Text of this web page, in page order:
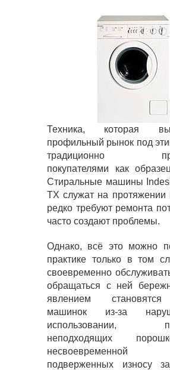
Техника, которая
профильный рынок под
традиционно
покупателями как
Стиральные машины
TX служат на протяжении
редко требуют ремонта
часто создают проблемы.
Однако, всё это можно
практике только в том
своевременно
обращаться с ней
явлением
машинок из-за
использовании,
неподходящих
несвоевременной
подверженных износу